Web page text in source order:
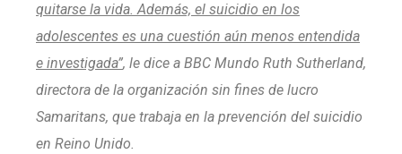
quitarse la vida. Además, el suicidio en los
adolescentes es una cuestión aún menos entendida
e investigada”, le dice a BBC Mundo Ruth Sutherland,
directora de la organización sin fines de lucro
Samaritans, que trabaja en la prevención del suicidio
en Reino Unido.